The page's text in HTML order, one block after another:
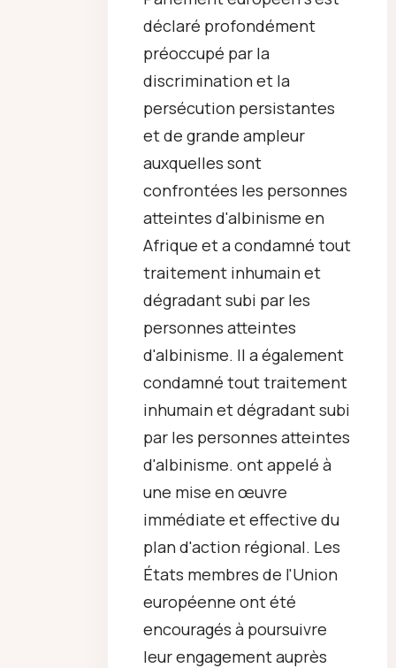
déclaré profondément
préoccupé par la
discrimination et la
persécution persistantes
et de grande ampleur
auxquelles sont
confrontées les personnes
atteintes d'albinisme en
Afrique et a condamné tout
traitement inhumain et
dégradant subi par les
personnes atteintes
d'albinisme. Il a également
condamné tout traitement
inhumain et dégradant subi
par les personnes atteintes
d'albinisme. ont appelé à
une mise en œuvre
immédiate et effective du
plan d'action régional. Les
États membres de l'Union
européenne ont été
encouragés à poursuivre
leur engagement auprès